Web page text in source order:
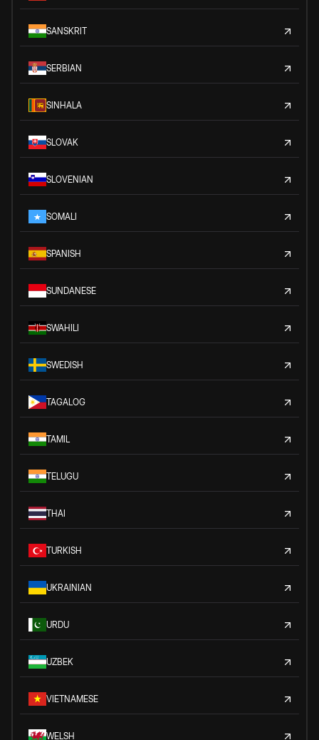
SANSKRIT
SERBIAN
SINHALA
SLOVAK
SLOVENIAN
SOMALI
SPANISH
SUNDANESE
SWAHILI
SWEDISH
TAGALOG
TAMIL
TELUGU
THAI
TURKISH
UKRAINIAN
URDU
UZBEK
VIETNAMESE
WELSH